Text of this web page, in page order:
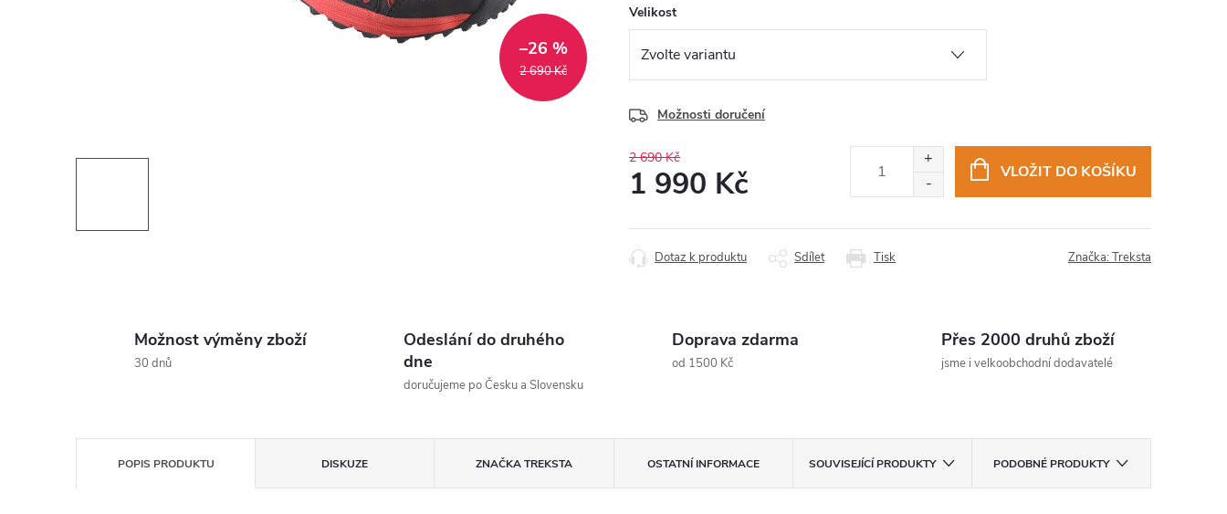
2 690 Kč
–26 %
Velikost
Možnosti doručení
2 690 Kč
1 990 Kč
cena:
VLOŽIT DO KOŠÍKU
Tisk
Dotaz k produktu Sdílet Značka:Treksta
Možnost výměny zboží
30 dnů
Odeslání do druhého
dne
doručujeme po Česku a Slovensku
Doprava zdarma
od 1500 Kč
Přes 2000 druhů zboží
jsme i velkoobchodní dodavatelé
POPIS PRODUKTU DISKUZE ZNAČKATREKSTA OSTATNÍ INFORMACE SOUVISEJÍCÍ PRODUKTY PODOBNÉ PRODUKTY